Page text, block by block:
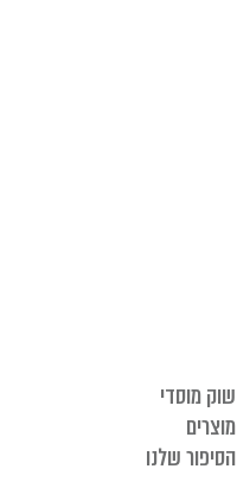
שוק מוסדי
מוצרים
הסיפור שלנו